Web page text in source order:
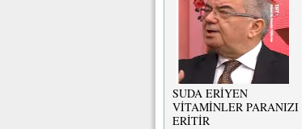
SUDA ERİYEN
VİTAMİNLER PARANIZI
ERİTİR